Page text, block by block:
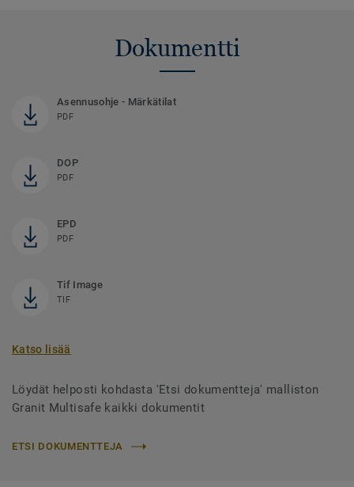
Dokumentti
Asennusohje - Märkätilat
PDF
DOP
PDF
EPD
PDF
Tif Image
TIF
Katso lisää
Löydät helposti kohdasta 'Etsi dokumentteja' malliston
Granit Multisafe kaikki dokumentit
ETSI DOKUMENTTEJA